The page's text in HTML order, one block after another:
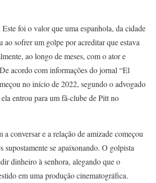
foi o valor que uma espanhola, da cidade
ao sofrer um golpe por acreditar que estava
ao longo de meses, com o ator e
acordo com informações do jornal “El
no início de 2022, segundo o advogado
entrou para um fã-clube de Pitt no
a conversar e a relação de amizade começou
supostamente se apaixonando. O golpista
dinheiro à senhora, alegando que o
em uma produção cinematográfica.